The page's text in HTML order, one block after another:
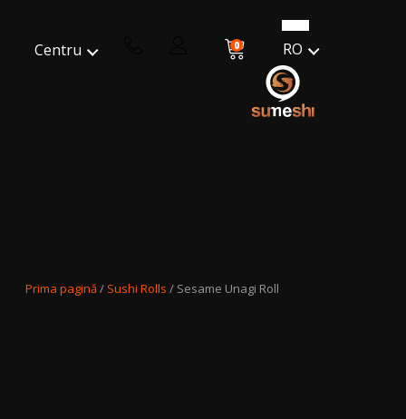
Centru 0 RO
Prima pagină/ Sushi Rolls / Sesame Unagi Roll